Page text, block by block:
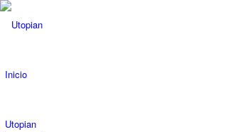
Inicio
Utopian